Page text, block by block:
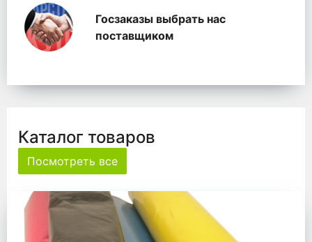
Госзаказы выбрать нас
поставщиком
Каталог товаров
Посмотреть все